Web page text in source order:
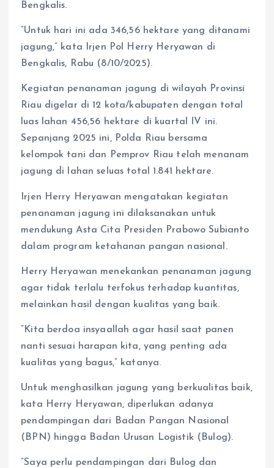
Bengkalis.
“Untuk hari ini ada 346,56 hektare yang ditanami
jagung,” kata Irjen Pol Herry Heryawan di
Bengkalis, Rabu (8/10/2025).
Kegiatan penanaman jagung di wilayah Provinsi
Riau digelar di 12 kota/kabupaten dengan total
luas lahan 456,56 hektare di kuartal IV ini.
Sepanjang 2025 ini, Polda Riau bersama
kelompok tani dan Pemprov Riau telah menanam
jagung di lahan seluas total 1.841 hektare.
Irjen Herry Heryawan mengatakan kegiatan
penanaman jagung ini dilaksanakan untuk
mendukung Asta Cita Presiden Prabowo Subianto
dalam program ketahanan pangan nasional.
Herry Heryawan menekankan penanaman jagung
agar tidak terlalu terfokus terhadap kuantitas,
melainkan hasil dengan kualitas yang baik.
“Kita berdoa insyaallah agar hasil saat panen
nanti sesuai harapan kita, yang penting ada
kualitas yang bagus,” katanya.
Untuk menghasilkan jagung yang berkualitas baik,
kata Herry Heryawan, diperlukan adanya
pendampingan dari Badan Pangan Nasional
(BPN) hingga Badan Urusan Logistik (Bulog).
“Saya perlu pendampingan dari Bulog dan